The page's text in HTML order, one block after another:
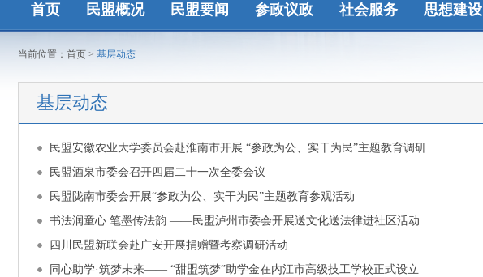
首页 民盟概况 民盟要闻 参政议政 社会服务 思想建设
当前位置： 首页 > 基层动态
基层动态
民盟安徽农业大学委员会赴淮南市开展 “参政为公、实干为民”主题教育调研
民盟酒泉市委会召开四届二十一次全委会议
民盟陇南市委会开展“参政为公、实干为民”主题教育参观活动
书法润童心 笔墨传法韵 ——民盟泸州市委会开展送文化送法律进社区活动
四川民盟新联会赴广安开展捐赠暨考察调研活动
同心助学·筑梦未来—— “甜盟筑梦”助学金在内江市高级技工学校正式设立